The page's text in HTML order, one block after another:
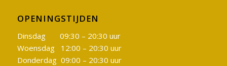
OPENINGSTIJDEN
Dinsdag 09:30 – 20:30 uur
Woensdag 12:00 – 20:30 uur
Donderdag 09:00 – 20:30 uur